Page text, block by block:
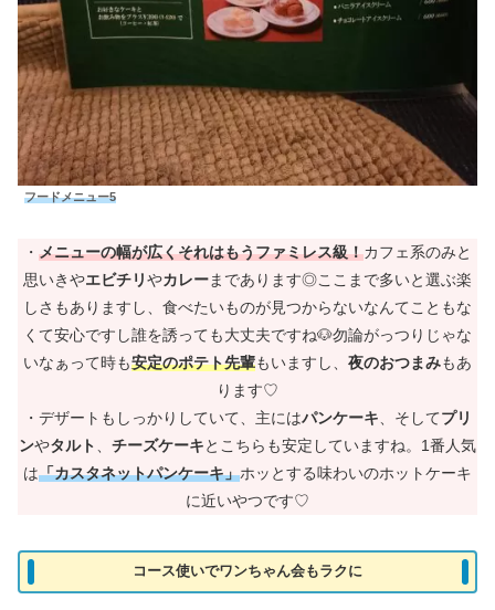
フードメニュー5
・ メニューの幅が広くそれはもうファミレス級！カフェ系のみと
思いきやエビチリやカレーまであります◎ここまで多いと選ぶ楽
しさもありますし、食べたいものが見つからないなんてこともな
くて安心ですし誰を誘っても大丈夫ですね🐶勿論がっつりじゃな
いなぁって時も安定のポテト先輩もいますし、 夜のおつまみもあ
ります♡
・デザートもしっかりしていて、主にはパンケーキ、そしてプリ
ンやタルト、 チーズケーキとこちらも安定していますね。1番人気
は「カスタネットパンケーキ」ホッとする味わいのホットケーキ
に近いやつです♡
コース使いでワンちゃん会もラクに